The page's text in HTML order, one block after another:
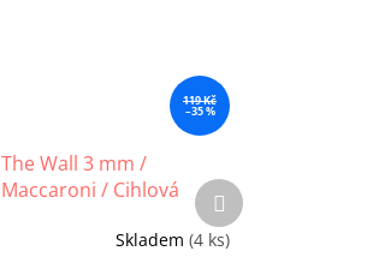
119 Kč
–35 %
The Wall 3 mm /
Maccaroni / Cihlová
Skladem (4 ks)
Další
produkt